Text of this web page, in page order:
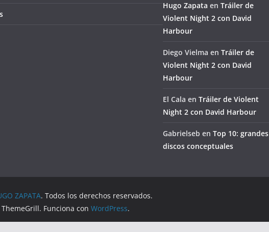
Hugo Zapata en Tráiler de
Violent Night 2 con David
Harbour
Diego Vielma en Tráiler de
Violent Night 2 con David
Harbour
El Cala en Tráiler de Violent
Night 2 con David Harbour
Gabrielseb en Top 10: grandes
discos conceptuales
ZAPATA. Todos los derechos reservados.
Funciona con WordPress.